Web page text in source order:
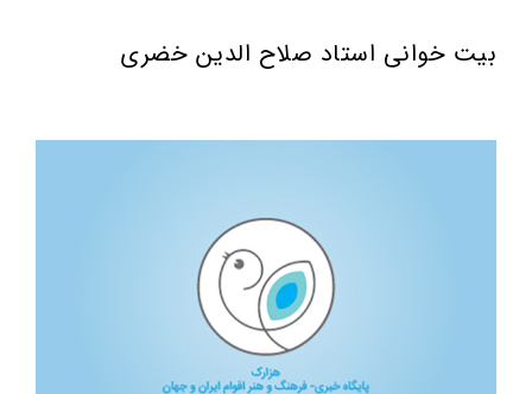
بیت خوانی استاد صلاح الدین خضری